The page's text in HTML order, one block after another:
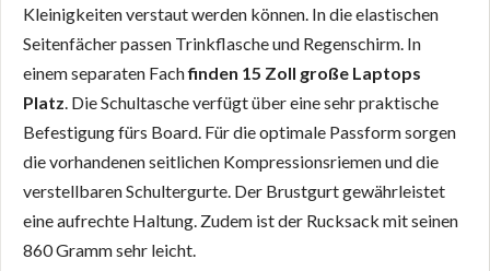
Kleinigkeiten verstaut werden können. In die elastischen
Seitenfächer passen Trinkflasche und Regenschirm. In
einem separaten Fachfinden 15 Zoll große Laptops
Platz. Die Schultasche verfügt über eine sehr praktische
Befestigung fürs Board. Für die optimale Passform sorgen
die vorhandenen seitlichen Kompressionsriemen und die
verstellbaren Schultergurte. Der Brustgurt gewährleistet
eine aufrechte Haltung. Zudem ist der Rucksack mit seinen
860 Gramm sehr leicht.